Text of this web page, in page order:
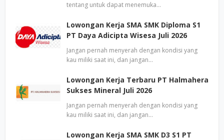
tentang untuk dapat menemuka…
Lowongan Kerja SMA SMK Diploma S1
PT Daya Adicipta Wisesa Juli 2026
Jangan pernah menyerah dengan kondisi yang
kau miliki saat ini, dan jangan…
Lowongan Kerja Terbaru PT Halmahera
Sukses Mineral Juli 2026
Jangan pernah menyerah dengan kondisi yang
kau miliki saat ini, dan jangan…
Lowongan Kerja SMA SMK D3 S1 PT